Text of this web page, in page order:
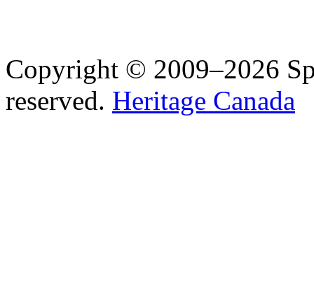
Copyright © 2009–2026
reserved. Heritage Canada